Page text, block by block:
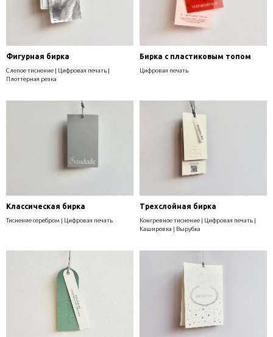
Фигурная бирка
Слепое тиснение | Цифровая печать |
Плоттерная резка
Бирка с пластиковым топом
Цифровая печать
Классическая бирка
Тиснение серебром | Цифровая печать
Трехслойная бирка
Конгревное тиснение | Цифровая печать |
Кашировка | Вырубка